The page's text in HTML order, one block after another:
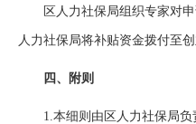
区人力社保局组织专家对申
人力社保局将补贴资金拨付至创
四、附则
1.本细则由区人力社保局负